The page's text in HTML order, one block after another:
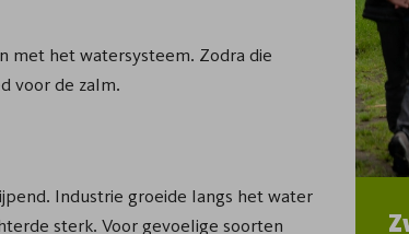
met het watersysteem. Zodra die
voor de zalm.
Industrie groeide langs het water
sterk. Voor gevoelige soorten